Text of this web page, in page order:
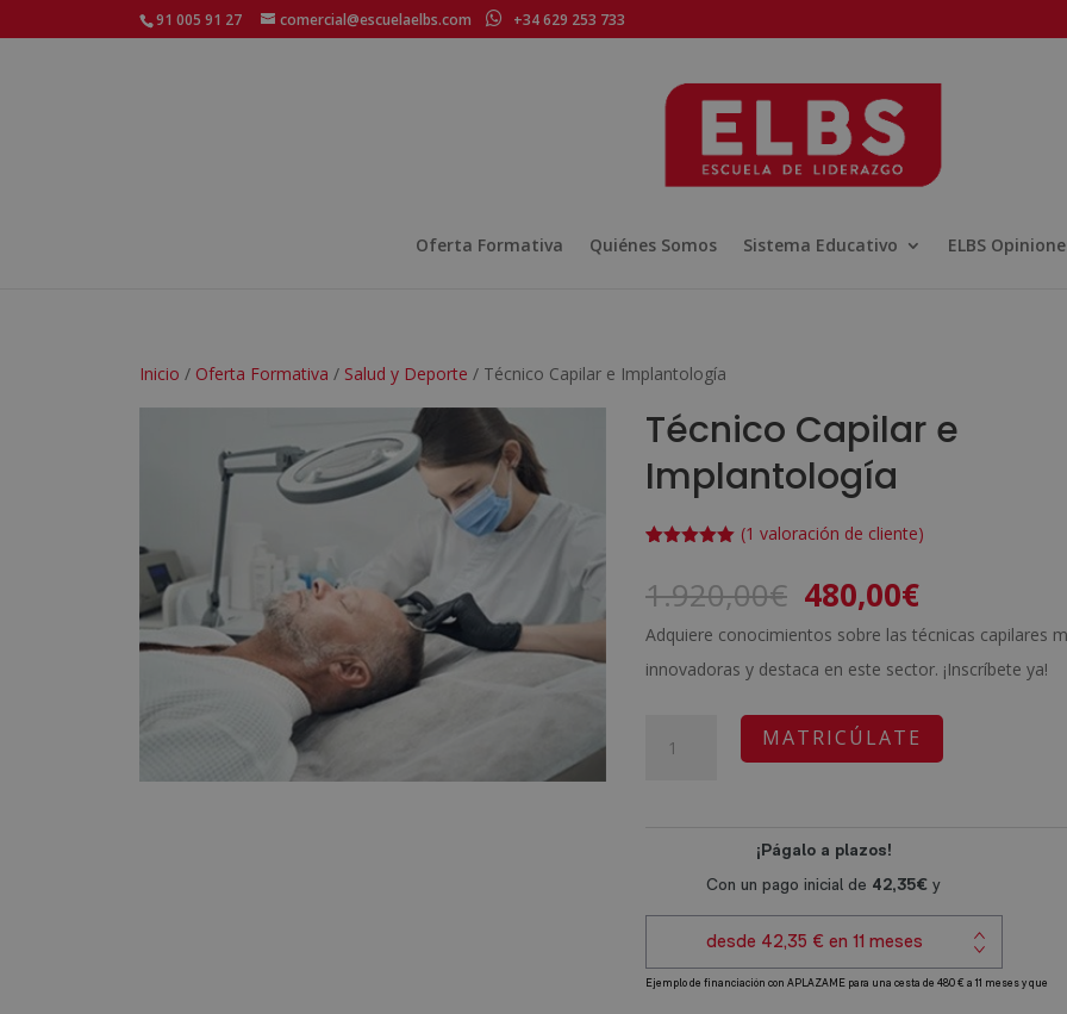
91 005 91 27 comercial@escuelaelbs.com +34 629 253 733
Oferta Formativa Quiénes Somos Sistema Educativo ELBS
Inicio / Oferta Formativa / Salud y Deporte / Técnico Capilar e Implantología
Técnico Capilar e
Implantología
5 en base
a valoración
de un
cliente
(1 valoración de cliente)
1.920,00€ El
precio
original
1.920,00€.
480,00€El
precio
actual
480,00€.
Adquiere conocimientos sobre las técnicas capilares
innovadoras y destaca en este sector. ¡Inscríbete ya!
MATRICÚLATE
t